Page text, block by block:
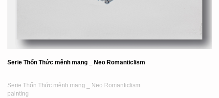
Serie Thổn Thức mênh mang _ Neo Romanticlism
Serie Thổn Thức mênh mang _ Neo Romanticlism
painting